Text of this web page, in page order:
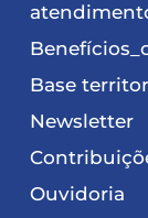
Base
Newsletter
Ouvidoria